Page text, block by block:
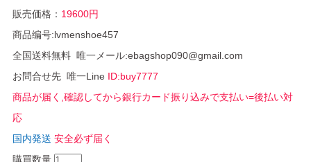
販売価格： 19600円
商品编号:lvmenshoe457
全国送料無料 唯一メール:ebagshop090@gmail.com
お問合せ先 唯一Line ID:buy7777
商品が届く,確認してから銀行カード振り込みで支払い=後払い対
応
国内発送 安全必ず届く
購買数量